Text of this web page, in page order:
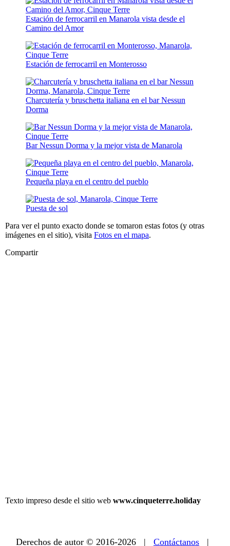
Estación de ferrocarril en Manarola vista desde el
Camino del Amor
Estación de ferrocarril en Monterosso
Charcutería y bruschetta italiana en el bar Nessun
Dorma
Bar Nessun Dorma y la mejor vista de Manarola
Pequeña playa en el centro del pueblo
Puesta de sol
Para ver el punto exacto donde se tomaron estas fotos (y otras
imágenes en el sitio), visita Fotos en el mapa.
Compartir
Texto impreso desde el sitio web www.cinqueterre.holiday
Derechos de autor © 2016-2026 | Contáctanos |